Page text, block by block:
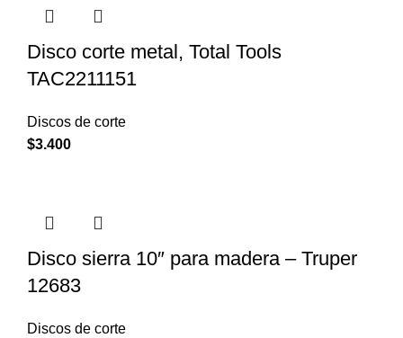
Disco corte metal, Total Tools
TAC2211151
Discos de corte
$3.400
Disco sierra 10″ para madera – Truper
12683
Discos de corte